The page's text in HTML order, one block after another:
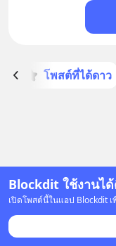
Blockdit ใช้งานไ
เปิดโพสต์นี้ในแอป Blockdit
โพสต์ที่ได้ดาว